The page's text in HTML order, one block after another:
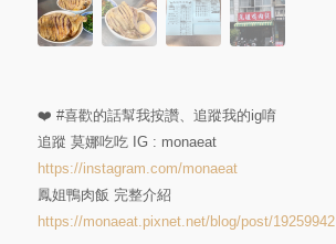
❤️ #喜歡的話幫我按讚、追蹤我的ig唷
追蹤 莫娜吃吃 IG : monaeat
https://instagram.com/monaeat
鳳姐鴨肉飯 完整介紹
https://monaeat.pixnet.net/blog/post/19259942